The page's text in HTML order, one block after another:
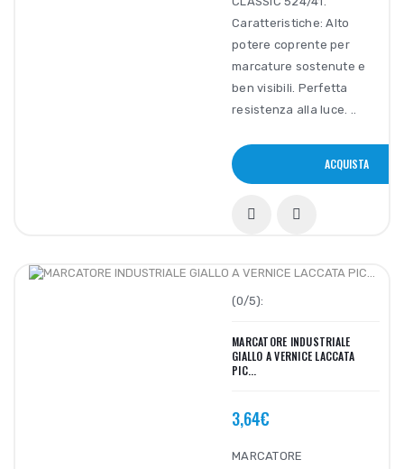
Caratteristiche: Alto
potere coprente per
marcature sostenute e
ben visibili. Perfetta
resistenza alla luce. ..
ACQUISTA
(0/5):
MARCATORE INDUSTRIALE
GIALLO A VERNICE LACCATA
PIC...
3,64€
MARCATORE